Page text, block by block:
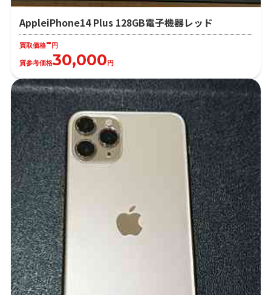
AppleiPhone14 Plus 128GB電子機器レッド
買取価格-円
質参考価格30,000円